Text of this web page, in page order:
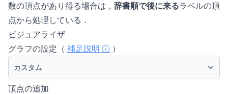
数の頂点があり得る場合は， 辞書順で後に来るラベルの頂
点から処理している．
ビジュアライザ
グラフの設定（ 補足説明 ⓘ ）
頂点の追加